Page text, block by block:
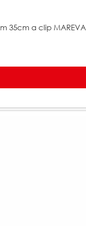
35cm a clip MAREVA